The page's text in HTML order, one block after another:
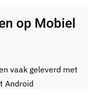
op Mobiel
vaak geleverd met
Android